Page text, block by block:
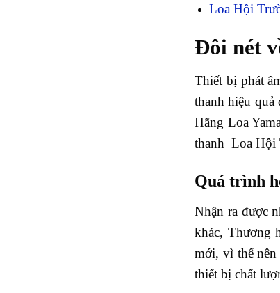
Loa Hội
Đôi nét
Thiết bị phát
thanh hiệu
Hãng Loa
thanh Loa Hội
Quá trình
Nhận ra được
khác, Thương
mới, vì thế nên
thiết bị chất